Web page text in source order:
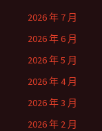
2026 年 7 月
2026 年 6 月
2026 年 5 月
2026 年 4 月
2026 年 3 月
2026 年 2 月